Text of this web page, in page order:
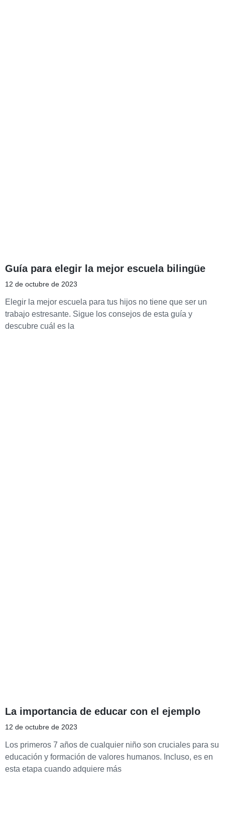
Guía para elegir la mejor escuela bilingüe
12 de octubre de 2023
Elegir la mejor escuela para tus hijos no tiene que ser un
trabajo estresante. Sigue los consejos de esta guía y
descubre cuál es la
La importancia de educar con el ejemplo
12 de octubre de 2023
Los primeros 7 años de cualquier niño son cruciales para su
educación y formación de valores humanos. Incluso, es en
esta etapa cuando adquiere más